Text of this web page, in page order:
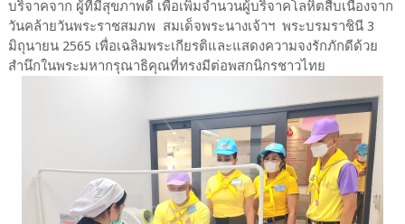
บริจาคจาก ผู้ที่มีสุขภาพดี เพื่อเพิ่มจำนวนผู้บริจาคโลหิตสืบเนื่องจาก
วันคล้ายวันพระราชสมภพ สมเด็จพระนางเจ้าฯ พระบรมราชินี 3
มิถุนายน 2565 เพื่อเฉลิมพระเกียรติและแสดงความจงรักภักดีด้วย
สำนึกในพระมหากรุณาธิคุณที่ทรงมีต่อพสกนิกรชาวไทย